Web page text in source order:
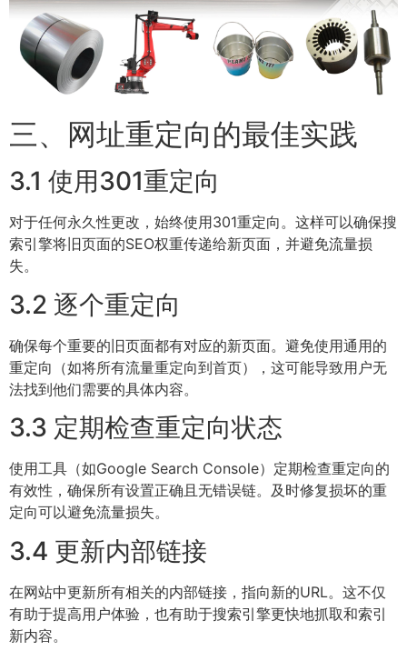
三、网址重定向的最佳实践
3.1 使用301重定向
对于任何永久性更改，始终使用301重定向。这样可以确保搜
索引擎将旧页面的SEO权重传递给新页面，并避免流量损
失。
3.2 逐个重定向
确保每个重要的旧页面都有对应的新页面。避免使用通用的
重定向（如将所有流量重定向到首页），这可能导致用户无
法找到他们需要的具体内容。
3.3 定期检查重定向状态
使用工具（如Google Search Console）定期检查重定向的
有效性，确保所有设置正确且无错误链。及时修复损坏的重
定向可以避免流量损失。
3.4 更新内部链接
在网站中更新所有相关的内部链接，指向新的URL。这不仅
有助于提高用户体验，也有助于搜索引擎更快地抓取和索引
新内容。